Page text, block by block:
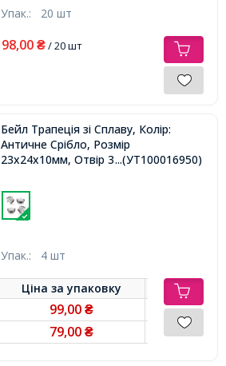
Упак.: 20 шт
98,00 ₴/ 20 шт
Бейл Трапеція зі Сплаву, Колір:
Античне Срібло, Розмір
23х24х10мм, Отвір 3~7х14мм,
...(УТ100016950)
Упак.: 4 шт
Ціна заупаковку
99,00₴
79,00₴